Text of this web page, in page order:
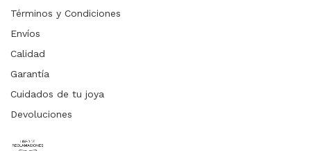
Términos y Condiciones
Envíos
Calidad
Garantía
Cuidados de tu joya
Devoluciones